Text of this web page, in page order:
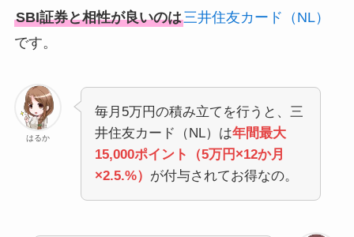
SBI証券と相性が良いのは三井住友カード（NL）
です。
はるか
毎月5万円の積み立てを行うと、三
井住友カード（NL）は年間最大
15,000ポイント（5万円×12か月
×2.5.%） が付与されてお得なの。